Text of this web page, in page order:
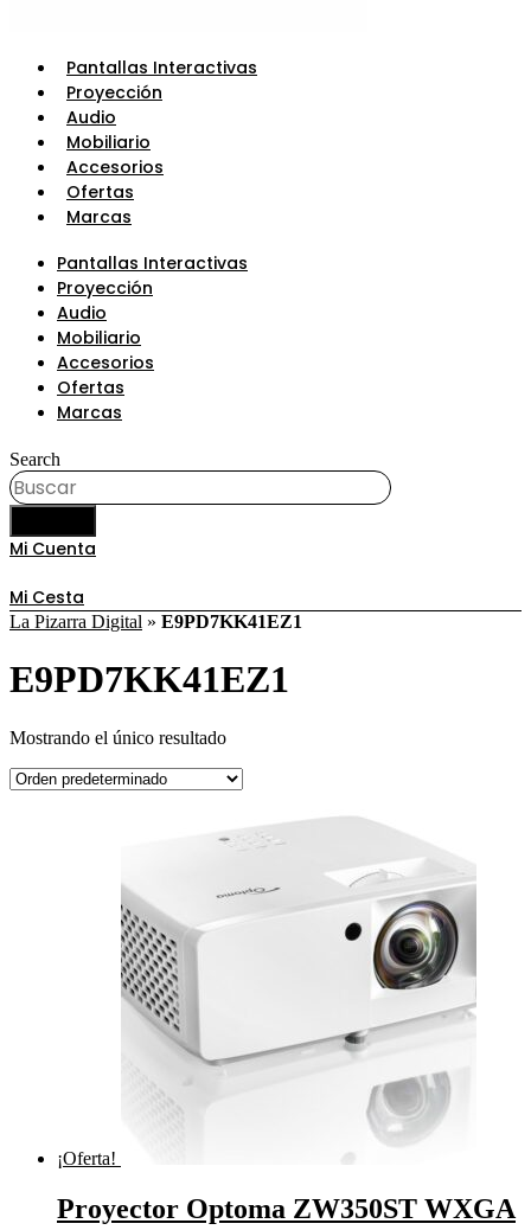
Pantallas Interactivas
Proyección
Audio
Mobiliario
Accesorios
Ofertas
Marcas
Pantallas Interactivas
Proyección
Audio
Mobiliario
Accesorios
Ofertas
Marcas
Search
Mi Cuenta
Mi Cesta
La Pizarra Digital » E9PD7KK41EZ1
E9PD7KK41EZ1
Mostrando el único resultado
¡Oferta!
Proyector Optoma ZW350ST WXGA